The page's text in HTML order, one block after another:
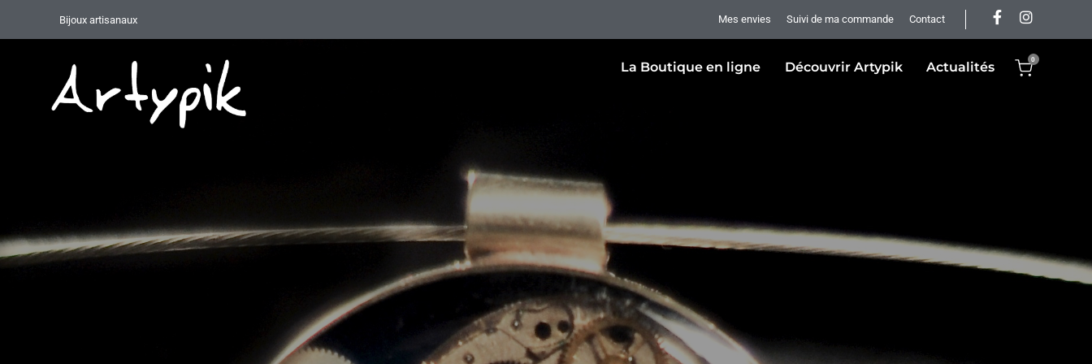
Bijoux artisanaux Mes envies Suivi de ma commande Contact
La Boutique en ligne Découvrir Artypik Actualités
0